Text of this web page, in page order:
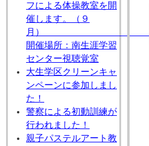
フによる体操教室を開
催します。（９
開催場所：南生涯学習
センター視聴覚室
大生学区クリーンキャ
ンペーンに参加しまし
た！
警察による初動訓練が
行われました！
親子パステルアート教